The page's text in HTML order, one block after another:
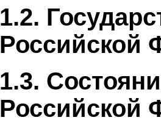
1.2.
Российской
1.3.
Российской